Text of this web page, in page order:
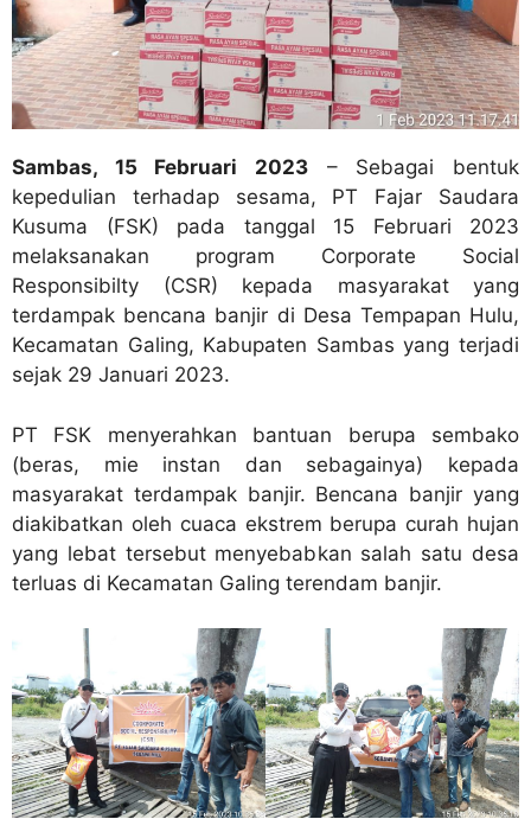
Sambas, 15 Februari 2023 – Sebagai bentuk
kepedulian terhadap sesama, PT Fajar Saudara
Kusuma (FSK) pada tanggal 15 Februari 2023
melaksanakan program Corporate Social
Responsibilty (CSR) kepada masyarakat yang
terdampak bencana banjir di Desa Tempapan Hulu,
Kecamatan Galing, Kabupaten Sambas yang terjadi
sejak 29 Januari 2023.
PT FSK menyerahkan bantuan berupa sembako
(beras, mie instan dan sebagainya) kepada
masyarakat terdampak banjir. Bencana banjir yang
diakibatkan oleh cuaca ekstrem berupa curah hujan
yang lebat tersebut menyebabkan salah satu desa
terluas di Kecamatan Galing terendam banjir.